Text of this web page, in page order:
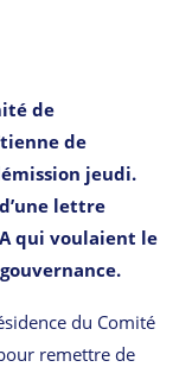
de
de
jeudi.
lettre
qui voulaient le
du Comité
remettre de